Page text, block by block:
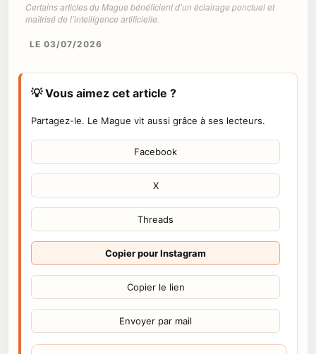
Certains articles du Mague bénéficient d’un éclairage ponctuel et
maîtrisé de l’intelligence artificielle.
LE 03/07/2026
💡 Vous aimez cet article ?
Partagez-le. Le Mague vit aussi grâce à ses lecteurs.
Facebook
X
Threads
Copier pour Instagram
Copier le lien
Envoyer par mail